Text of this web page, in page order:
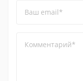
Ваш email*
Комментарий*